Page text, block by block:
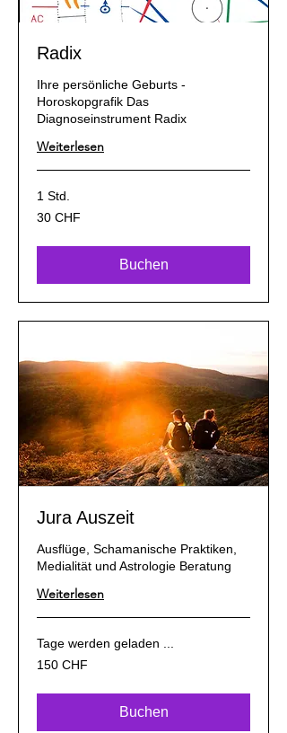
Radix
Ihre persönliche Geburts -
Horoskopgrafik Das
Diagnoseinstrument Radix
Weiterlesen
1 Std.
30
Schweizer
30 CHF
Buchen
Jura Auszeit
Ausflüge, Schamanische Praktiken,
Medialität und Astrologie Beratung
Weiterlesen
Tage werden geladen ...
150
Schweizer
150 CHF
Buchen